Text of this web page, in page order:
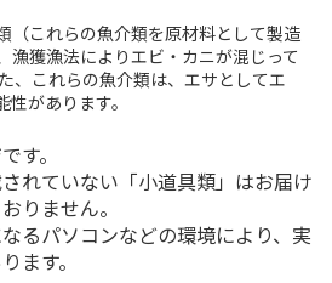
（これらの魚介類を原材料として製造
漁獲漁法によりエビ・カニが混じって
、これらの魚介類は、エサとしてエ
があります。
す。
れていない「小道具類」はお届け
りません。
るパソコンなどの環境により、実
ます。